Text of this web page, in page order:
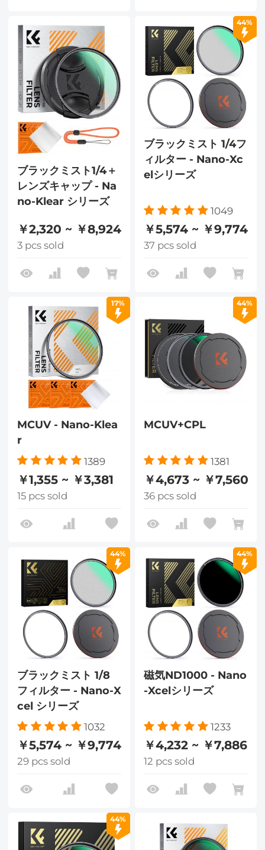
ブラックミスト1/4＋
レンズキャップ - Na
no-Klear シリーズ
￥2,320 ~ ￥8,924
3 pcs sold
44%
ブラックミスト 1/4フ
ィルター - Nano-Xc
elシリーズ
1049
￥5,574 ~ ￥9,774
37 pcs sold
17%
MCUV - Nano-Klea
r
1389
￥1,355 ~ ￥3,381
15 pcs sold
44%
MCUV+CPL
1381
￥4,673 ~ ￥7,560
36 pcs sold
44%
ブラックミスト 1/8
フィルター - Nano-X
cel シリーズ
1032
￥5,574 ~ ￥9,774
29 pcs sold
44%
磁気ND1000 - Nano
-Xcelシリーズ
1233
￥4,232 ~ ￥7,886
12 pcs sold
44%